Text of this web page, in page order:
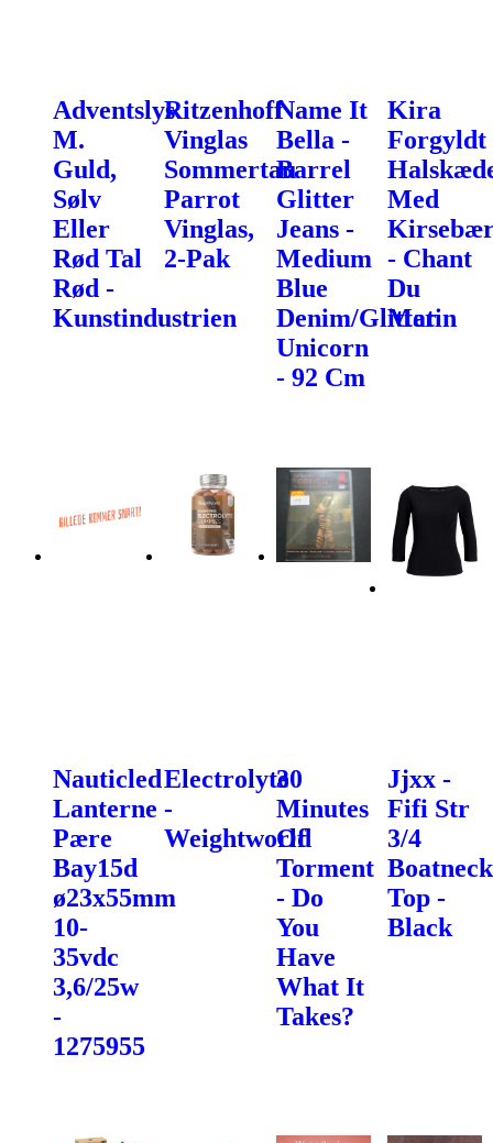
Adventslys
M.
Guld,
Sølv
Eller
Rød Tal
Rød -
Kunstindustrien
Ritzenhoff
Vinglas
Sommertau
Parrot
Vinglas,
2-Pak
Name It
Bella -
Barrel
Glitter
Jeans -
Medium
Blue
Denim/Glitter
Unicorn
- 92 Cm
Kira
Forgyldt
Med
- Chant
Du
Matin
Nauticled
Lanterne
Pære
Bay15d
ø23x55mm
10-
35vdc
3,6/25w
-
1275955
Electrolyte
-
Weightworld
30
Minutes
Of
Torment
- Do
You
Have
What It
Takes?
Jjxx -
Fifi Str
3/4
Boatneck
Top -
Black